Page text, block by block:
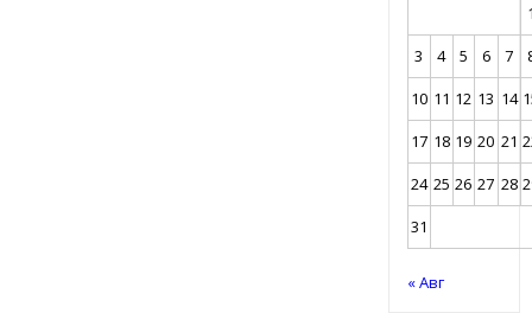
3
4 5 6 7
10 11 12 13 14
17 18 19 20 21
24 25 26 27 28
31
« Авг